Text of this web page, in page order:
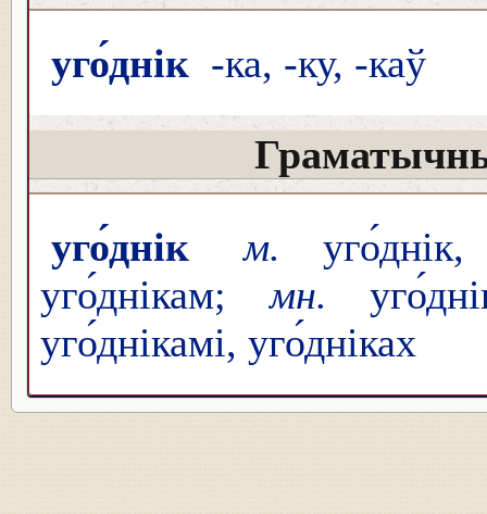
уго́днік -ка, -ку, -каў
уго́днік м.
уго́днікам;мн.
уго́днікамі, уго́дніках